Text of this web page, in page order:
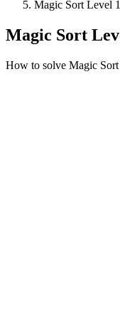
Magic Sort Level
Magic Sort
How to solve Magic Sort